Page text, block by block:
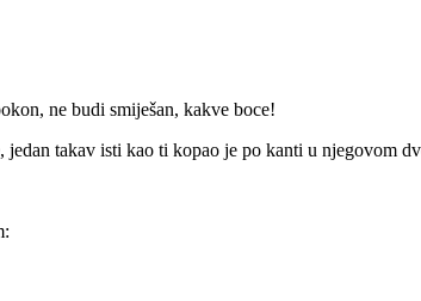
ne budi smiješan, kakve boce!
takav isti kao ti kopao je po kanti u njegovom